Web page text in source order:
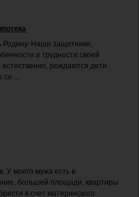
Родину. Наши защитники,
и трудности своей
рождаются дети.
се ...
У моего мужа есть в
большей площади, квартиры
в счет материнского